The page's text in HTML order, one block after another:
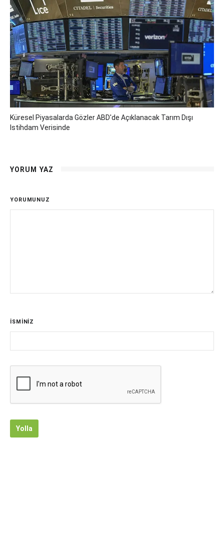
Küresel Piyasalarda Gözler ABD'de Açıklanacak Tarım Dışı
Istihdam Verisinde
YORUM YAZ
YORUMUNUZ
İSMİNİZ
Yolla